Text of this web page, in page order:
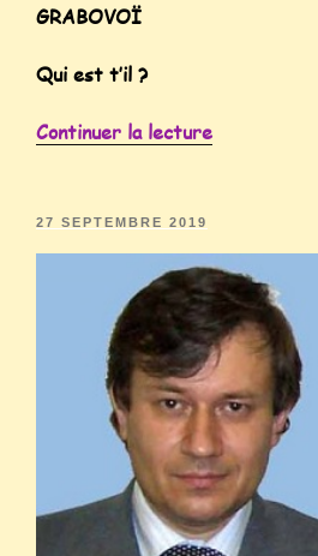
GRABOVOÏ
Qui est t’il ?
Continuer la lecture
27 SEPTEMBRE 2019